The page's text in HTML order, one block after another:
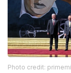
Photo credit: